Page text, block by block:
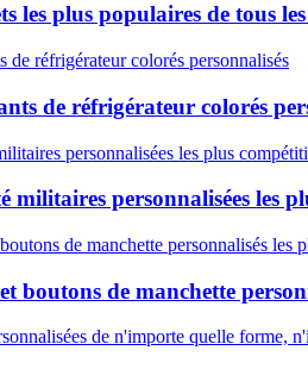
les plus populaires de tous
de réfrigérateur colorés
militaires personnalisées les
boutons de manchette